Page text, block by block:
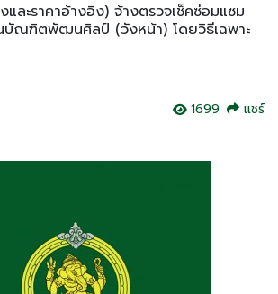
และราคาอ้างอิง) จ้างตรวจเช็คซ่อมแซม
บัณฑิตพัฒนศิลป์ (วังหน้า) โดยวิธีเฉพาะ
1699
แชร์